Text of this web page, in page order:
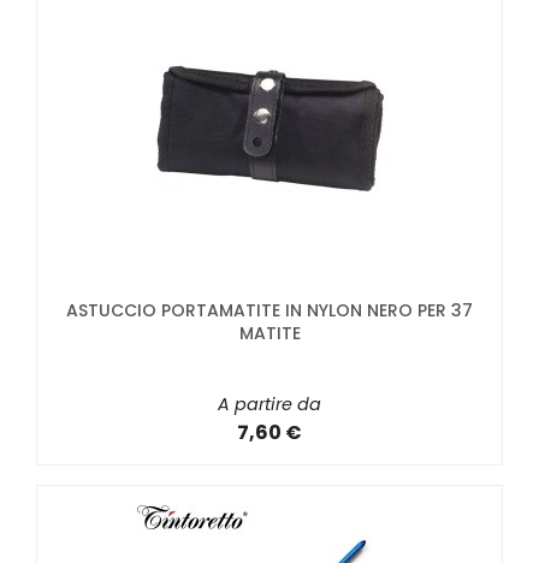
ASTUCCIO PORTAMATITE IN NYLON NERO PER 37
MATITE
A partire da
7,60 €